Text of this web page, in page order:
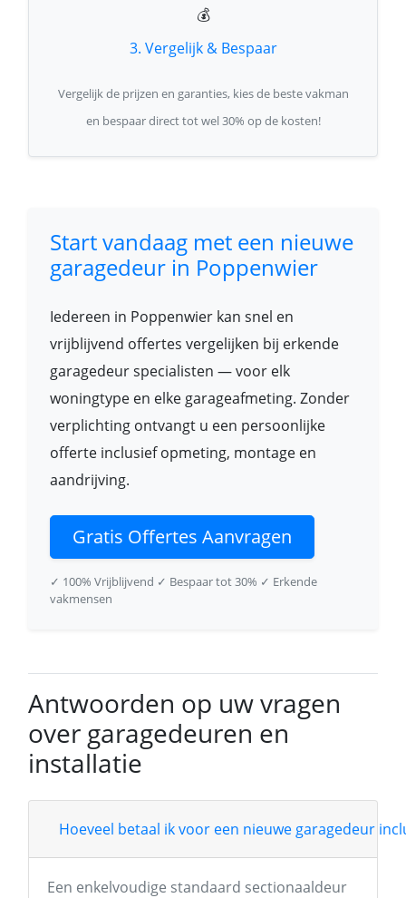
💰
3. Vergelijk & Bespaar
Vergelijk de prijzen en garanties, kies de beste vakman
en bespaar direct tot wel 30% op de kosten!
Start vandaag met een nieuwe
garagedeur in Poppenwier
Iedereen in Poppenwier kan snel en
vrijblijvend offertes vergelijken bij erkende
garagedeur specialisten — voor elk
woningtype en elke garageafmeting. Zonder
verplichting ontvangt u een persoonlijke
offerte inclusief opmeting, montage en
aandrijving.
Gratis Offertes Aanvragen
✓ 100% Vrijblijvend ✓ Bespaar tot 30% ✓ Erkende
vakmensen
Antwoorden op uw vragen
over garagedeuren en
installatie
Hoeveel betaal ik voor een nieuwe garagedeur
Een enkelvoudige standaard sectionaaldeur